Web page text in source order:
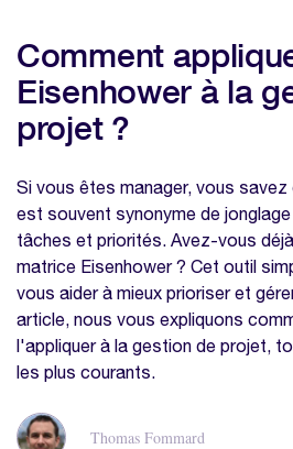
Comment
Eisenhower à la
projet ?
Si vous êtes manager, vous
est souvent synonyme de
tâches et priorités. Avez-vous
matrice Eisenhower ? Cet outil
vous aider à mieux prioriser et
article, nous vous expliquons
l'appliquer à la gestion de projet,
les plus courants.
Thomas Fommard